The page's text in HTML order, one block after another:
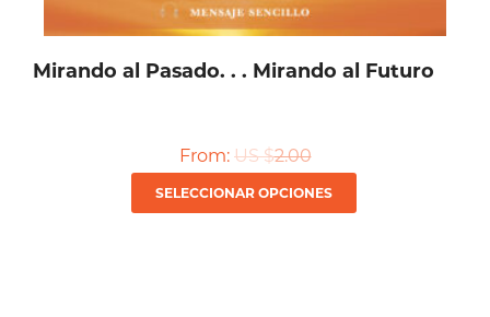
Mirando al Pasado. . . Mirando al Futuro
From: US $2.00
SELECCIONAR OPCIONES